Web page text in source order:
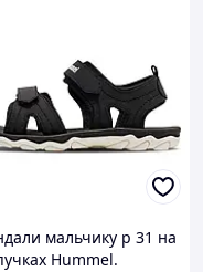
мальчику р 31 на
Hummel.